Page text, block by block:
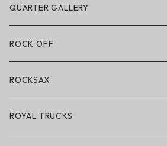
POLeR × LAKAI
アパレル
アクセサリー・小物
アパレル
ハードグッズ
QUARTER GALLERY
ROCK OFF
ROCKSAX
ROYAL TRUCKS